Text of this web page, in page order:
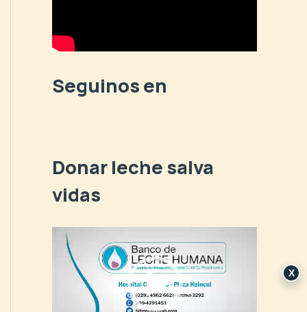
r
:
Seguinos en
Donar leche salva
vidas
X